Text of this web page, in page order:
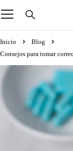
Inicio
Blog
Consejos para tomar